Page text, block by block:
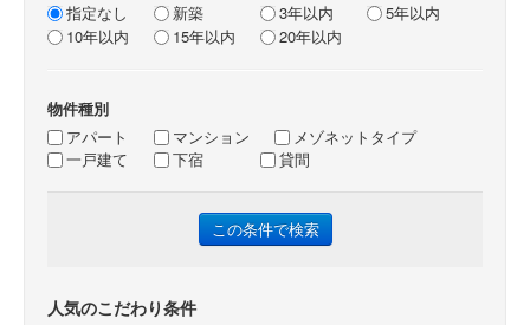
指定なし
新築 3年以内
5年以内
10年以内
15年以内 20年以内
物件種別
アパート
マンション
メゾネットタイプ
一戸建て
下宿 貸間
人気のこだわり条件